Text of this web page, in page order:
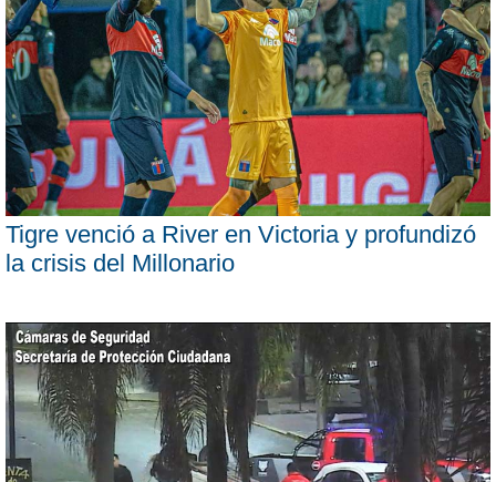
Tigre venció a River en Victoria y profundizó
la crisis del Millonario